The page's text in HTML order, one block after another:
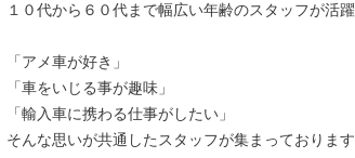
１０代から６０代まで幅広い年齢のスタッフが活
「アメ車が好き」
「車をいじる事が趣味」
「輸入車に携わる仕事がしたい」
そんな思いが共通したスタッフが集まっておりま